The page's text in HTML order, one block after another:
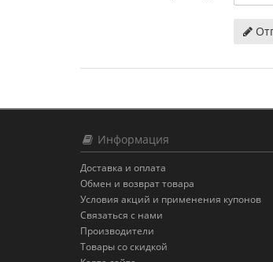
Информация
Доставка и оплата
Обмен и возврат товара
Условия акций и применения купонов
Связаться с нами
Производители
Товары со скидкой